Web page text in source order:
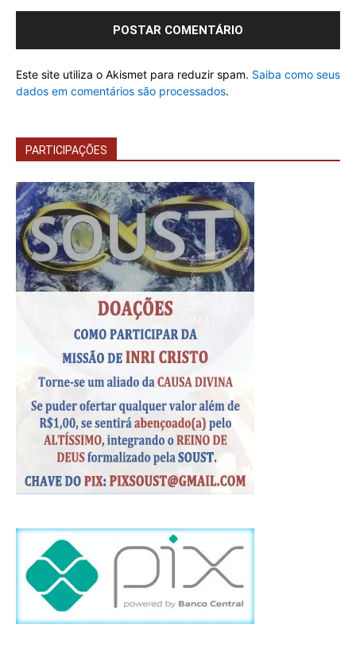
Este site utiliza o Akismet para reduzir spam. Saiba como seus
dados em comentários são processados.
PARTICIPAÇÕES